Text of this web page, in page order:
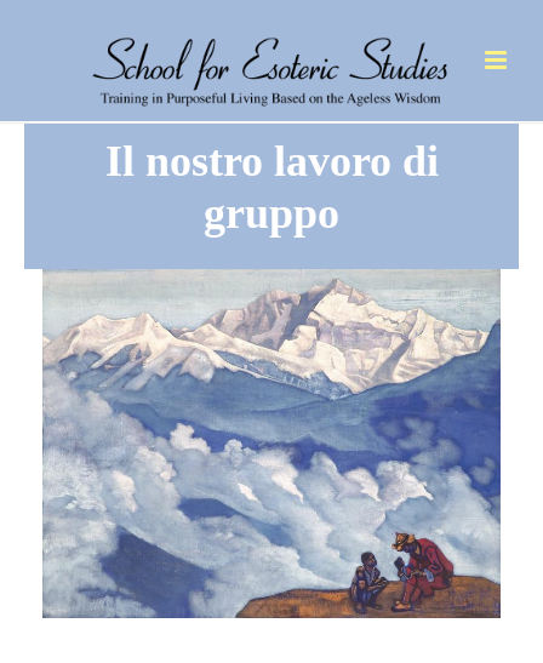
Il nostro lavoro di
gruppo